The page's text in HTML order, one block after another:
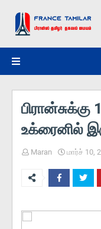
உக்ரைனில்
Maran மார்ச் 10,